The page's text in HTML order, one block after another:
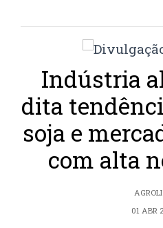
Indústria
dita
soja e
com alta
01 ABR